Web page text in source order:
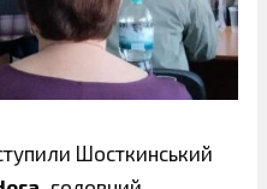
Шосткинський